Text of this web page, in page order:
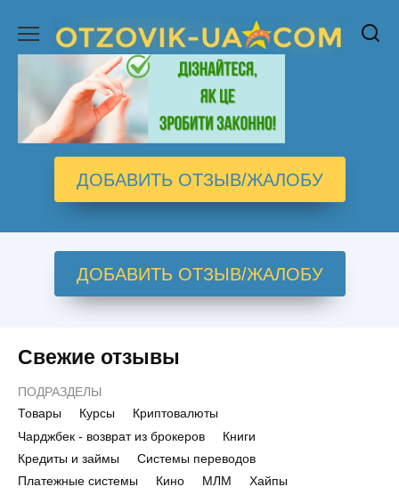
содержанию
ДОБАВИТЬ ОТЗЫВ/ЖАЛОБУ
ДОБАВИТЬ ОТЗЫВ/ЖАЛОБУ
Свежие отзывы
ПОДРАЗДЕЛЫ
Товары
Курсы
Криптовалюты
Чарджбек - возврат из брокеров
Книги
Кредиты и займы
Системы переводов
Платежные системы
Кино МЛМ
Хайпы